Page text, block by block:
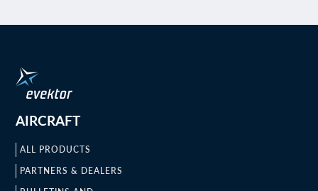
AIRCRAFT
ALL PRODUCTS
PARTNERS & DEALERS